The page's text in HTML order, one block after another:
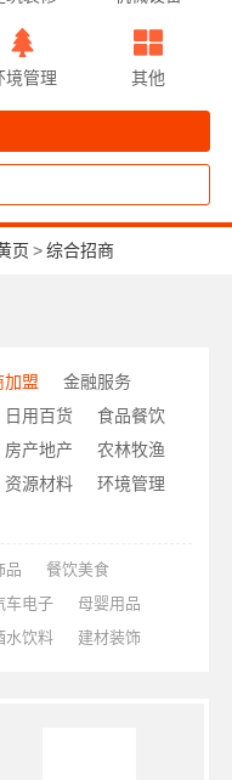
境管理 其他
页 >综合招商
加盟
金融服务
日用百货
食品餐饮
房产地产
农林牧渔
资源材料
环境管理
品
餐饮美食
车电子
母婴用品
水饮料 建材装饰